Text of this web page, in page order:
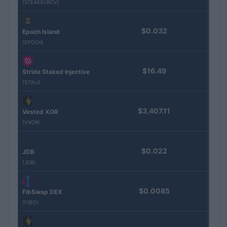
(STEAKEURCV)
Epoch Island
(EPOCH)
$0.032
Stride Staked Injective
(STINJ)
$16.49
Vested XOR
(VXOR)
$3,407.11
JDB
(JDB)
$0.022
FibSwap DEX
(FIBO)
$0.0085